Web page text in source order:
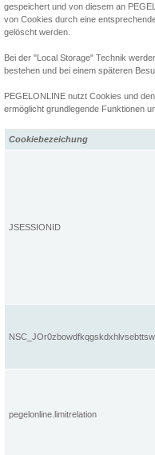
gespeichert und von diesem an
von Cookies durch eine
gelöscht werden.
Bei der "Local Storage" Technik
bestehen und bei einem späteren
PEGELONLINE nutzt Cookies und
ermöglicht grundlegende Funktionen
Cookiebezeichung
JSESSIONID
pegelonline.limitrelation